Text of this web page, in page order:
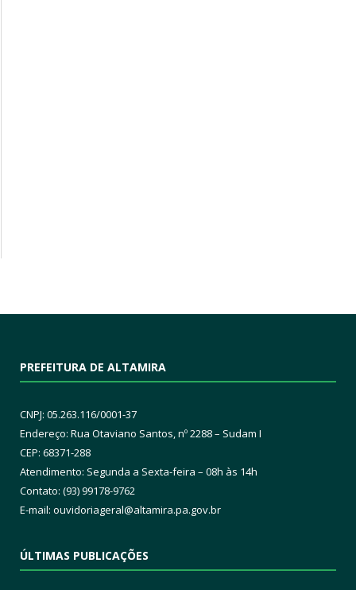
PREFEITURA DE ALTAMIRA
CNPJ: 05.263.116/0001-37
Endereço: Rua Otaviano Santos, nº 2288 – Sudam I
CEP: 68371-288
Atendimento: Segunda a Sexta-feira – 08h às 14h
Contato: (93) 99178-9762
E-mail: ouvidoriageral@altamira.pa.gov.br
ÚLTIMAS PUBLICAÇÕES